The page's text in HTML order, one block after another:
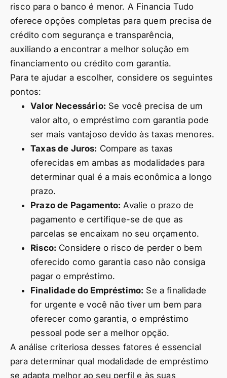
risco para o banco é menor. A Financia Tudo
oferece opções completas para quem precisa de
crédito com segurança e transparência,
auxiliando a encontrar a melhor solução em
financiamento ou crédito com garantia.
Para te ajudar a escolher, considere os seguintes
pontos:
Valor Necessário: Se você precisa de um
valor alto, o empréstimo com garantia pode
ser mais vantajoso devido às taxas menores.
Taxas de Juros: Compare as taxas
oferecidas em ambas as modalidades para
determinar qual é a mais econômica a longo
prazo.
Prazo de Pagamento: Avalie o prazo de
pagamento e certifique-se de que as
parcelas se encaixam no seu orçamento.
Risco: Considere o risco de perder o bem
oferecido como garantia caso não consiga
pagar o empréstimo.
Finalidade do Empréstimo: Se a finalidade
for urgente e você não tiver um bem para
oferecer como garantia, o empréstimo
pessoal pode ser a melhor opção.
A análise criteriosa desses fatores é essencial
para determinar qual modalidade de empréstimo
se adapta melhor ao seu perfil e às suas